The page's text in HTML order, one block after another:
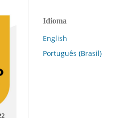
Idioma
English
Português (Brasil)